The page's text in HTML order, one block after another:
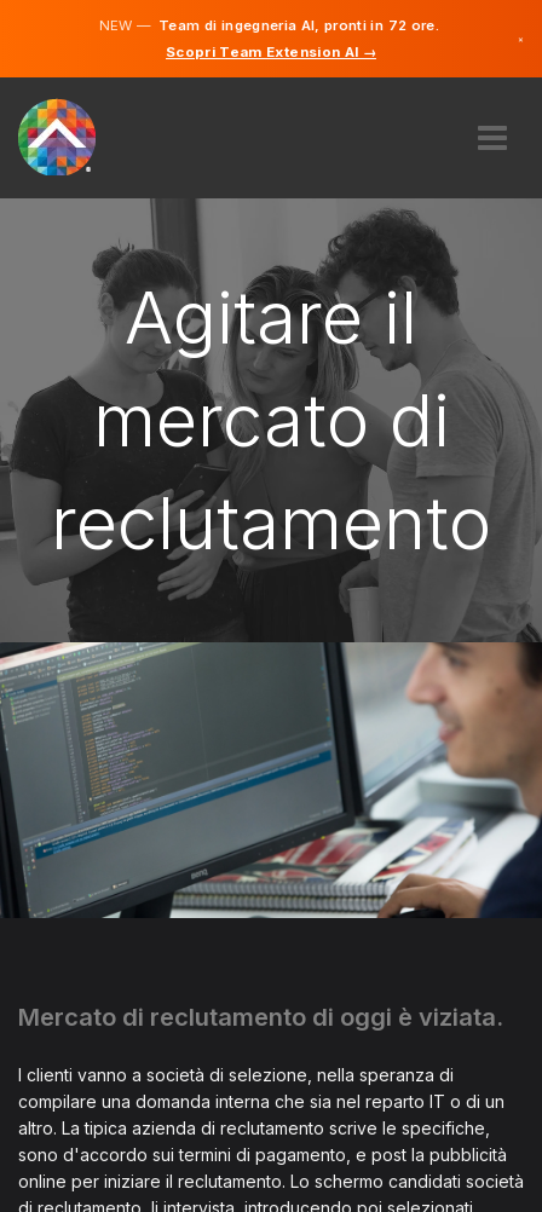
NEW —Team di ingegneria AI, pronti in 72 ore.
Scopri Team Extension AI →
×
RIGUARDO A NOI
COMPETENZA
COME FUNZIONA?
OPPORTUNITÀ DI LAVORO
SVIZZERA
Francese
Italiano
Agitare il
mercato di
reclutamento
Mercato di reclutamento di oggi è viziata.
I clienti vanno a società di selezione, nella speranza di
compilare una domanda interna che sia nel reparto IT o di un
altro. La tipica azienda di reclutamento scrive le specifiche,
sono d'accordo sui termini di pagamento, e post la pubblicità
online per iniziare il reclutamento. Lo schermo candidati società
di reclutamento, li intervista, introducendo poi selezionati